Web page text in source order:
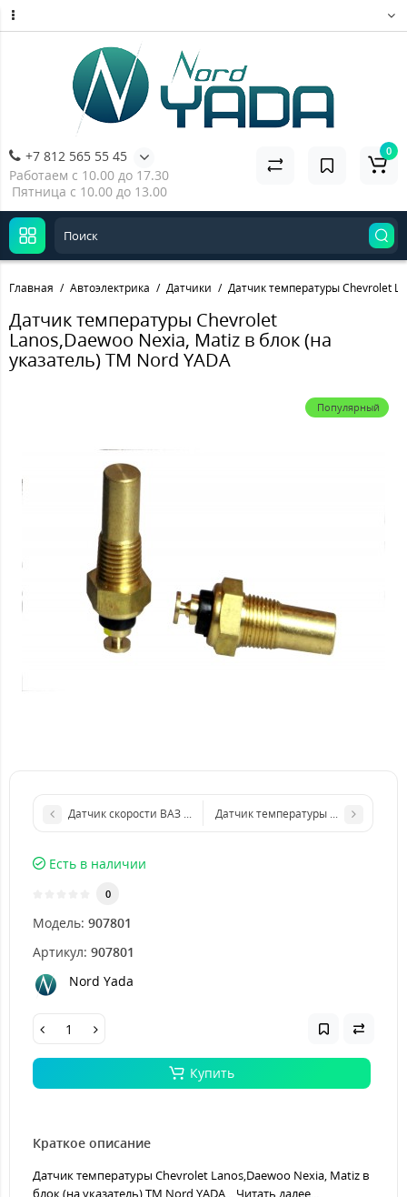
+7 812 565 55 45
Работаем с 10.00 до 17.30
Пятница с 10.00 до 13.00
0
Главная Автоэлектрика Датчики Датчик температуры Chevrolet
Датчик температуры Chevrolet
Lanos,Daewoo Nexia, Matiz в блок (на
указатель) TM Nord YADA
Популярный
Датчик скорости ВАЗ 2170 TM Nord YADAДатчик температуры Chevrolet
Есть в наличии
0
Модель: 907801
Артикул: 907801
Nord Yada
Купить
Краткое описание
Датчик температуры Chevrolet Lanos,Daewoo Nexia, Matiz в
блок (на указатель) TM Nord YADA... Читать далее...